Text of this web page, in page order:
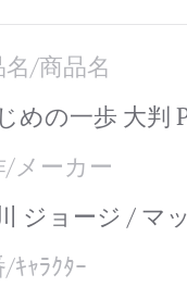
/商品名
めの一歩 大判
/メーカー
ジョージ / マ
ｷｬﾗｸﾀｰ